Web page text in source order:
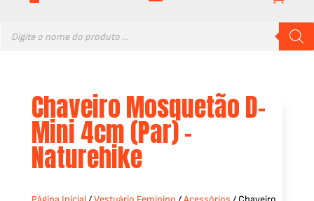
produtos
Chaveiro Mosquetão D-
Mini 4cm (Par) –
Naturehike